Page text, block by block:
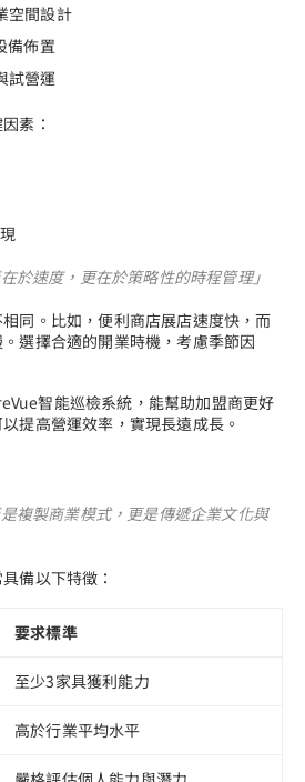
空間設計
備佈置
試營運
素：
於速度，更在於策略性的時程管理」
同。比如，便利商店展店速度快，而
選擇合適的開業時機，考慮季節因
智能巡檢系統，能幫助加盟商更好
提高營運效率，實現長遠成長。
是複製商業模式，更是傳遞企業文化與
備以下特徵：
要求標準
至少3家具獲利能力
高於行業平均水平